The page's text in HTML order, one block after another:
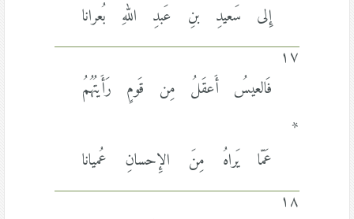
إِلى سَعيدِ بنِ عَبدِ اللهِ بُعرانا
١٧
فَالعيسُ أَعقَلُ مِن قَومٍ رَأَيتُهُمُ
*
عَمّا يَراهُ مِنَ الإِحسانِ عُميانا
١٨